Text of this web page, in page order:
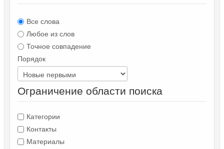
Все слова
Любое из слов
Точное совпадение
Порядок
Ограничение области поиска
Категории
Контакты
Материалы